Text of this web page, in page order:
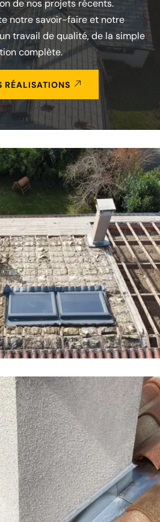
de nos projets récents.
notre savoir-faire et notre
travail de qualité, de la simple
complète.
RÉALISATIONS